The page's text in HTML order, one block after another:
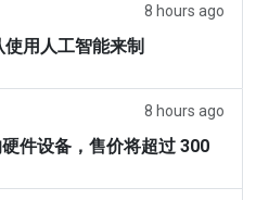
8 hours ago
用人工智能来制
8 hours ago
件设备，售价将超过 300